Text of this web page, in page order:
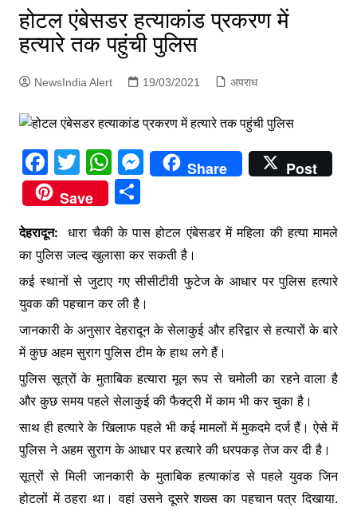
होटल एंबेसडर हत्याकांड प्रकरण में
हत्यारे तक पहुंची पुलिस
NewsIndia Alert 19/03/2021 अपराध
F
a
c
e
b
o
o
k
T
w
itt
er
W
h
at
s
A
p
p
M
e
s
e
n
g
er
Share
Post
Save
S
ar
e
देहरादून: धारा चैकी के पास होटल एंबेसडर में महिला की हत्या मामले
का पुलिस जल्द खुलासा कर सकती है।
कई स्थानों से जुटाए गए सीसीटीवी फुटेज के आधार पर पुलिस हत्यारे
युवक की पहचान कर ली है।
जानकारी के अनुसार देहरादून के सेलाकुई और हरिद्वार से हत्यारों के बारे
में कुछ अहम सुराग पुलिस टीम के हाथ लगे हैं।
पुलिस सूत्रों के मुताबिक हत्यारा मूल रूप से चमोली का रहने वाला है
और कुछ समय पहले सेलाकुई की फैक्ट्री में काम भी कर चुका है।
साथ ही हत्यारे के खिलाफ पहले भी कई मामलों में मुकदमे दर्ज हैं। ऐसे में
पुलिस ने अहम सुराग के आधार पर हत्यारे की धरपकड़ तेज कर दी है।
सूत्रों से मिली जानकारी के मुताबिक हत्याकांड से पहले युवक जिन
होटलों में ठहरा था। वहां उसने दूसरे शख्स का पहचान पत्र दिखाया.